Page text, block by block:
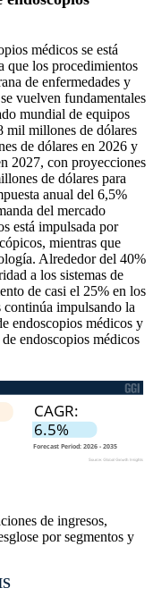
médicos se está
que los procedimientos
de enfermedades y
vuelven fundamentales
mundial de equipos
mil millones de dólares
de dólares en 2026 y
2027, con proyecciones
de dólares para
anual del 6,5%
del mercado
está impulsada por
mientras que
Alrededor del 40%
a los sistemas de
de casi el 25% en los
impulsando la
endoscopios médicos y
endoscopios médicos
de ingresos,
por segmentos y